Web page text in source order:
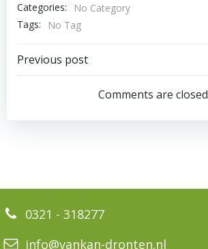
Categories:
No Category
Tags:
No Tag
Bericht
navigatie
Previous post
Comments are closed
0321 - 318277
info@vankan-dronten.nl